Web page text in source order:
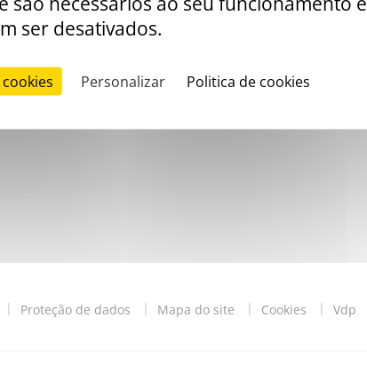
Proteção de dados Mapa do site Cookies Vdp
ser desativados.
Personalizar Politica de cookies